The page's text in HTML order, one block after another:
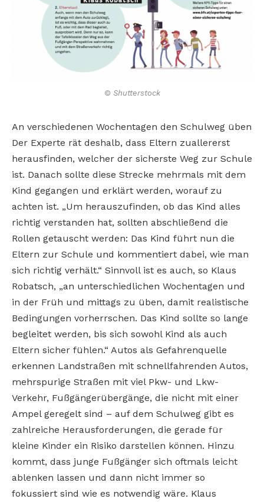
© Shutterstock
An verschiedenen Wochentagen den Schulweg üben
Der Experte rät deshalb, dass Eltern zuallererst
herausfinden, welcher der sicherste Weg zur Schule
ist. Danach sollte diese Strecke mehrmals mit dem
Kind gegangen und erklärt werden, worauf zu
achten ist. „Um herauszufinden, ob das Kind alles
richtig verstanden hat, sollten abschließend die
Rollen getauscht werden: Das Kind führt nun die
Eltern zur Schule und kommentiert dabei, wie man
sich richtig verhält.“ Sinnvoll ist es auch, so Klaus
Robatsch, „an unterschiedlichen Wochentagen und
in der Früh und mittags zu üben, damit realistische
Bedingungen vorherrschen. Das Kind sollte so lange
begleitet werden, bis sich sowohl Kind als auch
Eltern sicher fühlen.“ Autos als Gefahrenquelle
erkennen Landstraßen mit schnellfahrenden Autos,
mehrspurige Straßen mit viel Pkw- und Lkw-
Verkehr, Fußgängerübergänge, die nicht mit einer
Ampel geregelt sind – auf dem Schulweg gibt es
zahlreiche Herausforderungen, die gerade für
kleine Kinder ein Risiko darstellen können. Hinzu
kommt, dass junge Fußgänger sich oftmals leicht
ablenken lassen und dann nicht immer so
fokussiert sind wie es notwendig wäre. Klaus